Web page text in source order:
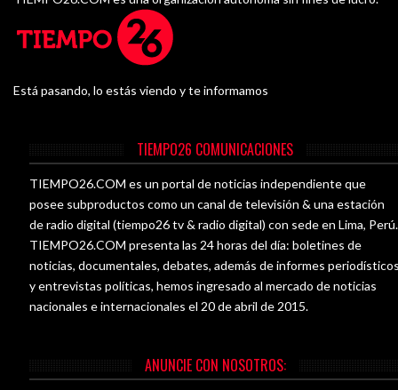
Está pasando, lo estás viendo y te informamos
TIEMPO26 COMUNICACIONES
TIEMPO26.COM es un portal de noticias independiente que
posee subproductos como un canal de televisión & una estación
de radio digital (tiempo26 tv & radio digital) con sede en Lima, Perú.
TIEMPO26.COM presenta las 24 horas del día: boletines de
noticias, documentales, debates, además de informes
y entrevistas políticas, hemos ingresado al mercado de noticias
nacionales e internacionales el 20 de abril de 2015.
ANUNCIE CON NOSOTROS: